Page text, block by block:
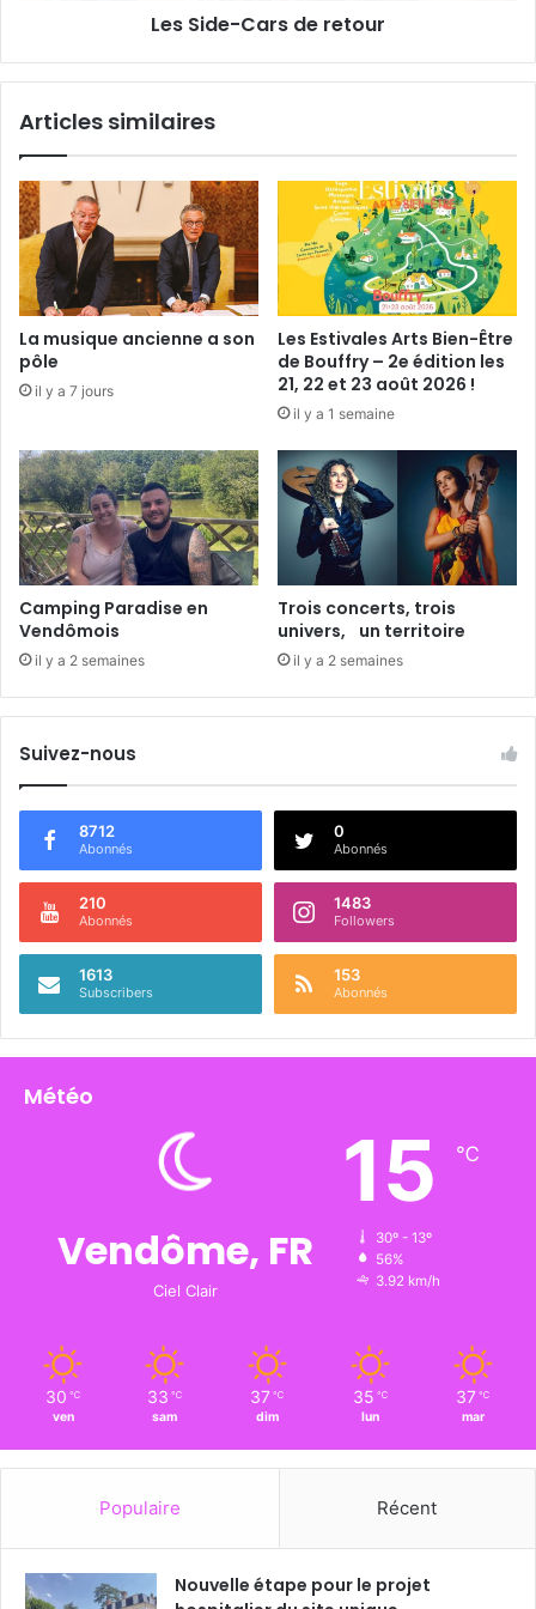
n
r
e
s
e
t
o
u
r
Les Side-Cars de retour
Articles similaires
La musique ancienne a son
pôle
il y a 7 jours
Les Estivales Arts Bien-Être
de Bouffry – 2e édition les
21, 22 et 23 août 2026 !
il y a 1 semaine
Camping Paradise en
Vendômois
il y a 2 semaines
Trois concerts, trois
univers, un territoire
il y a 2 semaines
Suivez-nous
8712
Abonnés
0
Abonnés
210
Abonnés
1483
Followers
1613
Subscribers
153
Abonnés
Météo
Vendôme, FR
Ciel Clair
15 ℃
30º - 13º
56%
3.92 km/h
30 ℃
ven
33 ℃
sam
37 ℃
dim
35 ℃
lun
37 ℃
mar
Populaire Récent
Nouvelle étape pour le projet